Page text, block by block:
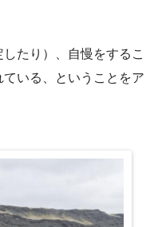
たり）、自慢をするこ
いる、ということをア